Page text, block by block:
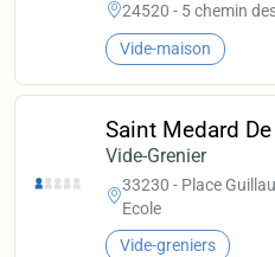
24520 - 5 chemin
Vide-maison
Saint Medard
Vide-Grenier
33230 - Place
Ecole
Vide-greniers